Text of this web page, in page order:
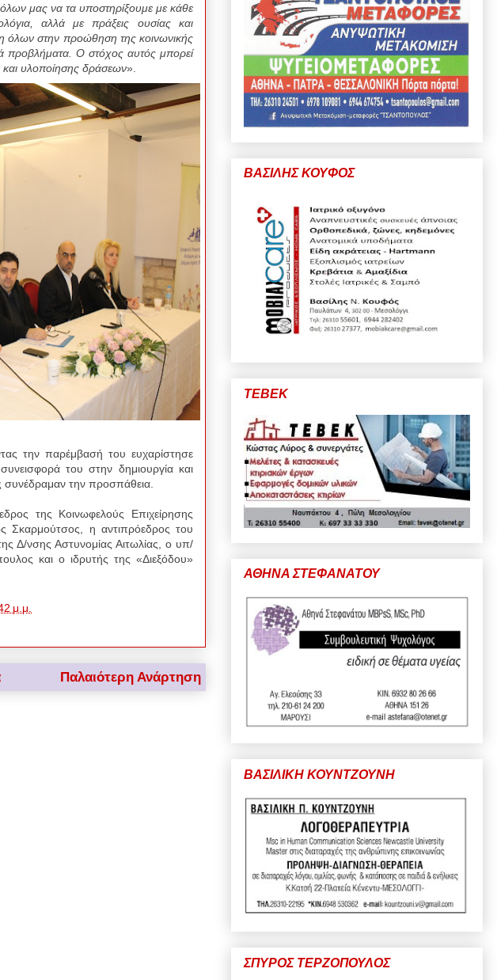
μας να τα υποστηρίξουμε με κάθε
αλλά με πράξεις ουσίας και
όλων στην προώθηση της κοινωνικής
προβλήματα. Ο στόχος αυτός μπορεί
υλοποίησης δράσεων».
την παρέμβασή του ευχαρίστησε
του στην δημιουργία και
συνέδραμαν την προσπάθεια.
της Κοινωφελούς Επιχείρησης
Σκαρμούτσος, η αντιπρόεδρος του
Δ/νσης Αστυνομίας Αιτωλίας, ο υπ/
και ο ιδρυτής της «Διεξόδου»
μ.μ.
Παλαιότερη Ανάρτηση
ΒΑΣΙΛΗΣ ΚΟΥΦΟΣ
ΤΕΒΕΚ
ΑΘΗΝΑ ΣΤΕΦΑΝΑΤΟΥ
ΒΑΣΙΛΙΚΗ ΚΟΥΝΤΖΟΥΝΗ
ΣΠΥΡΟΣ ΤΕΡΖΟΠΟΥΛΟΣ